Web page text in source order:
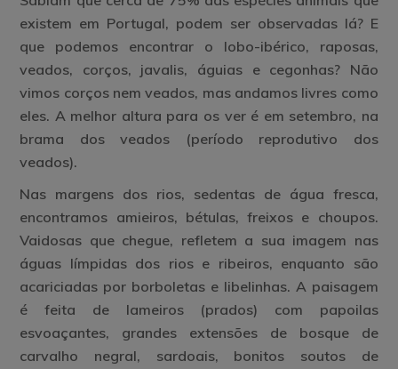
existem em Portugal, podem ser observadas lá? E
que podemos encontrar o lobo-ibérico, raposas,
veados, corços, javalis, águias e cegonhas? Não
vimos corços nem veados, mas andamos livres como
eles. A melhor altura para os ver é em setembro, na
brama dos veados (período reprodutivo dos
veados).
Nas margens dos rios, sedentas de água fresca,
encontramos amieiros, bétulas, freixos e choupos.
Vaidosas que chegue, refletem a sua imagem nas
águas límpidas dos rios e ribeiros, enquanto são
acariciadas por borboletas e libelinhas. A paisagem
é feita de lameiros (prados) com papoilas
esvoaçantes, grandes extensões de bosque de
carvalho negral, sardoais, bonitos soutos de